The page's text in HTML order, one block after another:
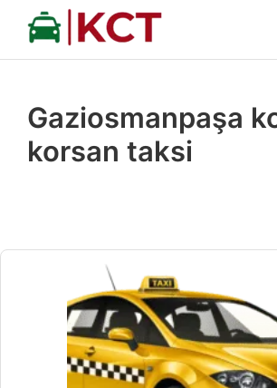
İçeriğe
Gaziosmanpaşa
korsan taksi